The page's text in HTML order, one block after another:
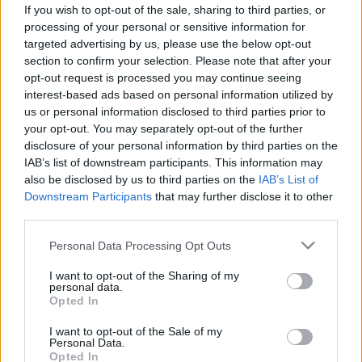
If you wish to opt-out of the sale, sharing to third parties, or
processing of your personal or sensitive information for
targeted advertising by us, please use the below opt-out
section to confirm your selection. Please note that after your
opt-out request is processed you may continue seeing
interest-based ads based on personal information utilized by
us or personal information disclosed to third parties prior to
your opt-out. You may separately opt-out of the further
disclosure of your personal information by third parties on the
IAB’s list of downstream participants. This information may
also be disclosed by us to third parties on the IAB’s List of
Downstream Participants that may further disclose it to other
Please note that this website/app uses one or more Google
not limited to your visit or usage behaviour. You may click to
grant or deny consent to Google and its third-party tags to
use your data for below specified purposes in below Google
consent section.
Personal Data Processing Opt Outs
I want to opt-out of the Sharing of my
personal data.
Opted In
I want to opt-out of the Sale of my
Personal Data.
Opted In
Betegségek
2014. június 05. 15:45
Módosítva: 2015. november 04. 13:49
Megosztás
Küldés Küldés Messengeren
Egészségkalauz
panaszok jelentkezhetnek. A bőrtünetek közül is
kimagasló, a lakosság közel 20 %-át érintő probléma
a csalánkiütés – más néven urticaria – mely a bőr
felsőbb rétegeinek duzzanatával járó tünetegyüttes.